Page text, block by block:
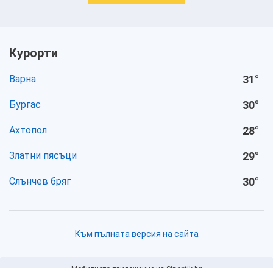
Курорти
Варна 31°
Бургас 30°
Ахтопол 28°
Златни пясъци 29°
Слънчев бряг 30°
Към пълната версия на сайта